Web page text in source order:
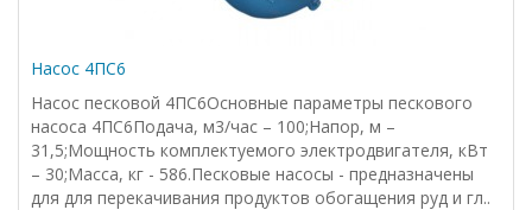
Насос 4ПС6
Насос песковой 4ПС6Основные параметры пескового
насоса 4ПС6Подача, м3/час – 100;Напор, м –
31,5;Мощность комплектуемого электродвигателя, кВт
– 30;Масса, кг - 586.Песковые насосы - предназначены
для для перекачивания продуктов обогащения руд и гл..